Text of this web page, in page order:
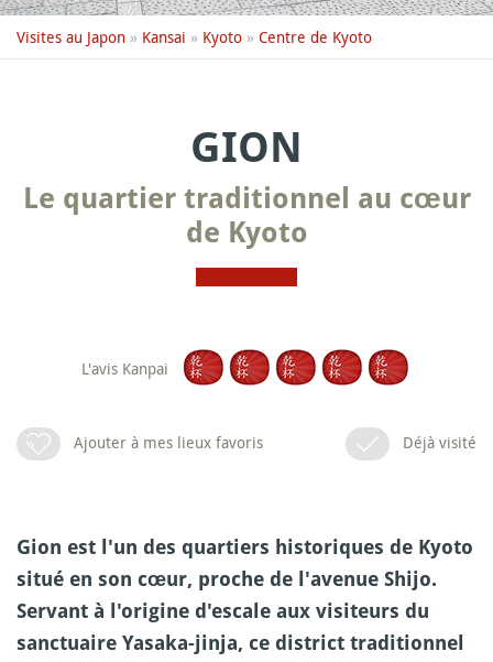
Visites au Japon » Kansai » Kyoto » Centre de Kyoto
GION
Le quartier traditionnel au cœur
de Kyoto
L'avis Kanpai
Ajouter à mes lieux favoris Déjà visité
Gion est l'un des quartiers historiques de Kyoto
situé en son cœur, proche de l'avenue Shijo.
Servant à l'origine d'escale aux visiteurs du
sanctuaire Yasaka-jinja, ce district traditionnel